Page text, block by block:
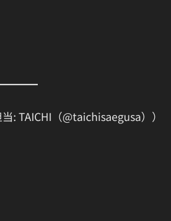
: TAICHI（@taichisaegusa））